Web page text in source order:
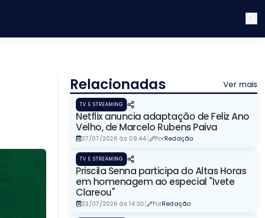
Relacionadas Ver mais
TV E STREAMING
Netflix anuncia adaptação de Feliz Ano
Velho, de Marcelo Rubens Paiva
27/07/2026 às 09:44 | PorRedação
TV E STREAMING
Priscila Senna participa do Altas Horas
em homenagem ao especial "Ivete
Clareou"
23/07/2026 às 14:30 | PorRedação